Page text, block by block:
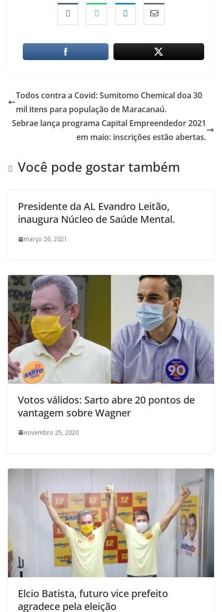
Todos contra a Covid: Sumitomo Chemical doa 30
mil itens para população de Maracanaú.
Sebrae lança programa Capital Empreendedor 2021
em maio: inscrições estão abertas.
Você pode gostar também
Presidente da AL Evandro Leitão,
inaugura Núcleo de Saúde Mental.
março 26, 2021
Votos válidos: Sarto abre 20 pontos de
vantagem sobre Wagner
novembro 25, 2020
Elcio Batista, futuro vice prefeito
agradece pela eleição